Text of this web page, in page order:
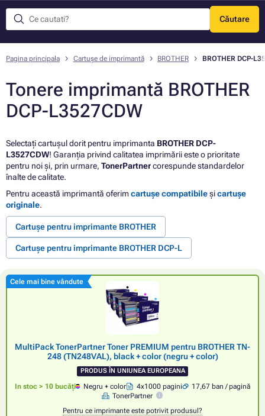
Căutare
Meniu
Pagina principala Cartușe de imprimantă BROTHER BROTHER DCP-
Tonere imprimantă BROTHER
DCP-L3527CDW
Selectați cartușul dorit pentru imprimanta BROTHER DCP-
L3527CDW! Garanția privind calitatea imprimării este o prioritate
pentru noi și, prin urmare, TonerPartnercorespunde standardelor
înalte de calitate.
Pentru această imprimantă oferimcartușe compatibileșicartușe
originale.
Cartușe pentru imprimante BROTHER
Cartușe pentru imprimante BROTHER DCP-L
Cele mai bine vândute
MultiPack TonerPartner Toner PREMIUM pentru BROTHER TN-
248 (TN248VAL), black + color (negru + color)
PRODUS ÎN UNIUNEA EUROPEANA
In stoc > 10 bucăți Negru + color 4x1000 pagini
17,67 ban / pagină
TonerPartner
Pentru ce imprimante este potrivit produsul?